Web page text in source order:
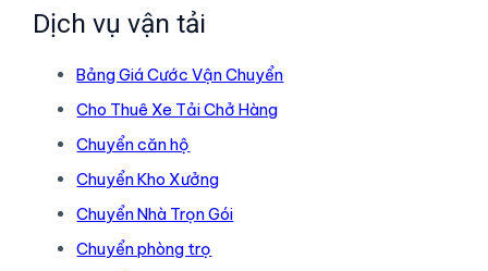
Dịch vụ vận tải
Bảng Giá Cước Vận Chuyển
Cho Thuê Xe Tải Chở Hàng
Chuyển căn hộ
Chuyển Kho Xưởng
Chuyển Nhà Trọn Gói
Chuyển phòng trọ